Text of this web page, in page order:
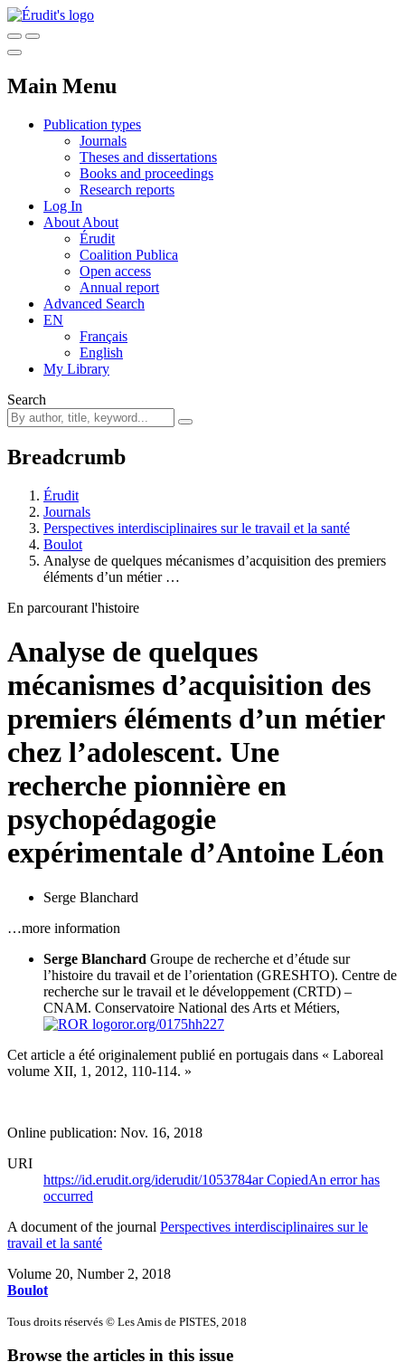
Main Menu
Publication types
Journals
Theses and dissertations
Books and proceedings
Research reports
Log In
About About
Érudit
Coalition Publica
Open access
Annual report
Advanced Search
EN
Français
English
My Library
Search
Breadcrumb
Érudit
Journals
Perspectives interdisciplinaires sur le travail et la santé
Boulot
Analyse de quelques mécanismes d’acquisition des premiers
éléments d’un métier …
En parcourant l'histoire
Analyse de quelques
mécanismes d’acquisition des
premiers éléments d’un métier
chez l’adolescent. Une
recherche pionnière en
psychopédagogie
expérimentale d’Antoine Léon
Serge Blanchard
…more information
Serge Blanchard Groupe de recherche et d’étude sur
l’histoire du travail et de l’orientation (GRESHTO). Centre de
recherche sur le travail et le développement (CRTD) –
CNAM. Conservatoire National des Arts et Métiers,
ror.org/0175hh227
Cet article a été originalement publié en portugais dans « Laboreal
volume XII, 1, 2012, 110-114. »
Online publication: Nov. 16, 2018
URI
https://id.erudit.org/iderudit/1053784arCopiedAn error has
occurred
A document of the journal Perspectives interdisciplinaires sur le
travail et la santé
Volume 20, Number 2, 2018
Boulot
Tous droits réservés © Les Amis de PISTES, 2018
Browse the articles in this issue